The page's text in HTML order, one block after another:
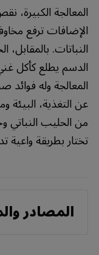
المعالجة الكبيرة،
الإضافات ترفع
النباتات.
الدسم يطلع كأكل
المعالجة وله فوائد
عن التغذية، البيئة
من الحليب النباتي
تختار بطريقة
المصادر